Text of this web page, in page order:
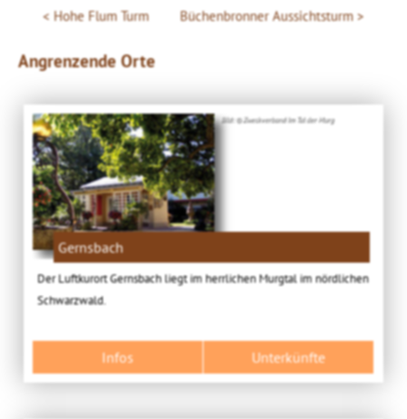
Hohe Flum Turm Büchenbronner Aussichtsturm
Angrenzende Orte
Bild: © Zweckverband Im Tal der Murg
Gernsbach
Der Luftkurort Gernsbach liegt im herrlichen Murgtal im nördlichen
Schwarzwald.
Infos Unterkünfte